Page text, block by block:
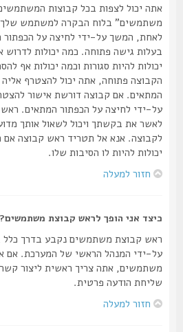
אתה יכול לצפות בכל קבוצות המשתמשים
משתמשים” בלוח הבקרה למשתמש שלך. אם
לאחת, המשך על-ידי לחיצה על הכפתור
בעלות גישה פתוחה. כמה יכולות לדרוש
יכולות להיות סגורות וכמה יכולות אף
הקבוצה פתוחה, אתה יכול להצטרף אליה על-
המתאים. אם קבוצה דורשת אישור
על-ידי לחיצה על הכפתור המתאים. ראש
לאשר את בקשתך ויכול לשאול אותך מדוע
לקבוצה. אנא אל תטריד ראש קבוצה אם
יכולות להיות לו הסיבות שלו.
חזור למעלה
כיצד אני הופך לראש קבוצת משתמשים?
ראש קבוצת משתמשים נקבע בדרך כלל בעת
על-ידי המנהל הראשי של המערכת. אם אתה
משתמשים, אתה צריך ראשית ליצור קשר עם
שליחת הודעה פרטית.
חזור למעלה